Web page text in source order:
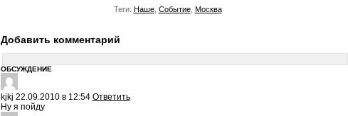
Теги: Наше, Событие, Москва
Добавить комментарий
ОБСУЖДЕНИЕ
kjkj 22.09.2010 в 12:54 Ответить
Ну я пойду